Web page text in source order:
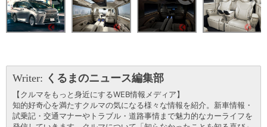
Writer: くるまのニュース編集部
【クルマをもっと身近にするWEB情報メディア】
知的好奇心を満たすクルマの気になる様々な情報を紹介。新車情報・
試乗記・交通マナーやトラブル・道路事情まで魅力的なカーライフを